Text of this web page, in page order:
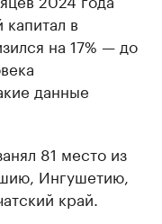
в
на 17% — до
данные
81 место из
Ингушетию,
край.